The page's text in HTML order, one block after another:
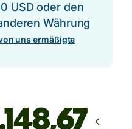
USD oder den
Währung
uns ermäßigte